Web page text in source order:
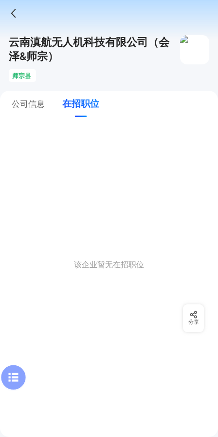
云南滇航无人机科技有限公司（会
泽&师宗）
师宗县
公司信息 在招职位
该企业暂无在招职位
分享